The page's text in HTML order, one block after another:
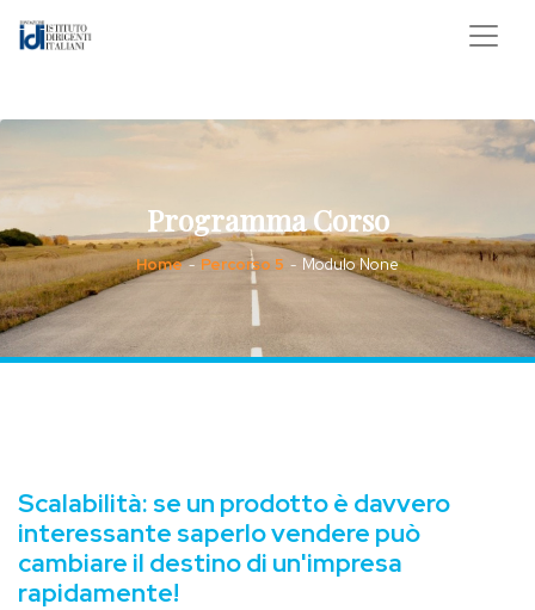
Programma Corso
Home - Percorso 5 - Modulo None
Scalabilità: se un prodotto è davvero
interessante saperlo vendere può
cambiare il destino di un'impresa
rapidamente!